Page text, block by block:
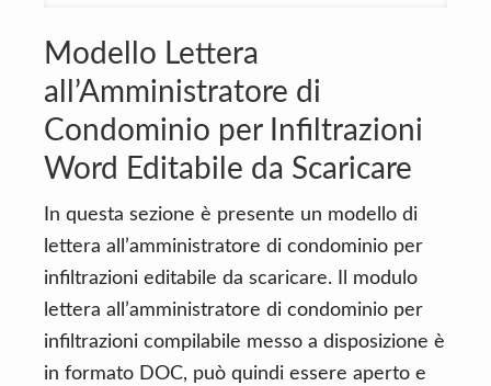
Modello Lettera
all’Amministratore di
Condominio per Infiltrazioni
Word Editabile da Scaricare
In questa sezione è presente un modello di
lettera all’amministratore di condominio per
infiltrazioni editabile da scaricare. Il modulo
lettera all’amministratore di condominio per
infiltrazioni compilabile messo a disposizione è
in formato DOC, può quindi essere aperto e